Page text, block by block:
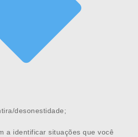
desonestidade;
a identificar situações que você